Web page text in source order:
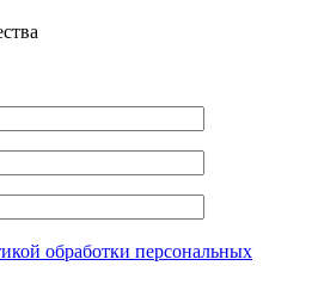
обработки персональных